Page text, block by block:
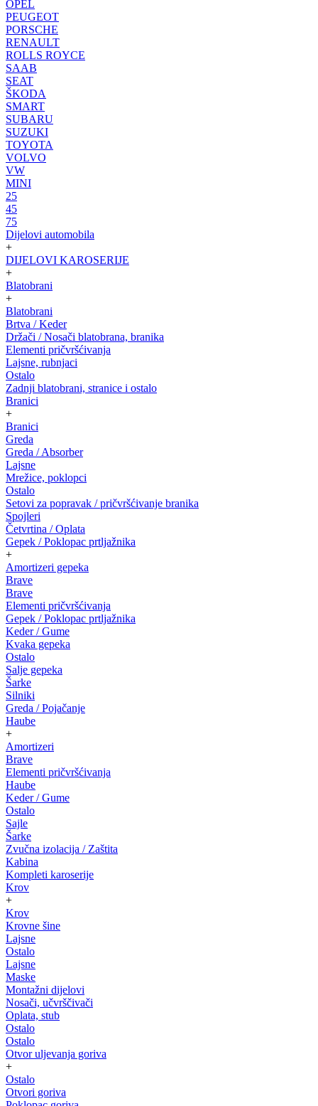
OPEL
PEUGEOT
PORSCHE
RENAULT
ROLLS ROYCE
SAAB
SEAT
ŠKODA
SMART
SUBARU
SUZUKI
TOYOTA
VOLVO
VW
MINI
25
45
75
Dijelovi automobila
+
DIJELOVI KAROSERIJE
+
Blatobrani
+
Blatobrani
Brtva / Keder
Držači / Nosači blatobrana, branika
Elementi pričvršćivanja
Lajsne, rubnjaci
Ostalo
Zadnji blatobrani, stranice i ostalo
Branici
+
Branici
Greda
Greda / Absorber
Lajsne
Mrežice, poklopci
Ostalo
Setovi za popravak / pričvršćivanje branika
Spojleri
Četvrtina / Oplata
Gepek / Poklopac prtljažnika
+
Amortizeri gepeka
Brave
Brave
Elementi pričvršćivanja
Gepek / Poklopac prtljažnika
Keder / Gume
Kvaka gepeka
Ostalo
Salje gepeka
Šarke
Silniki
Greda / Pojačanje
Haube
+
Amortizeri
Brave
Elementi pričvršćivanja
Haube
Keder / Gume
Ostalo
Sajle
Šarke
Zvučna izolacija / Zaštita
Kabina
Kompleti karoserije
Krov
+
Krov
Krovne šine
Lajsne
Ostalo
Lajsne
Maske
Montažni dijelovi
Nosači, učvrščivači
Oplata, stub
Ostalo
Ostalo
Otvor uljevanja goriva
+
Ostalo
Otvori goriva